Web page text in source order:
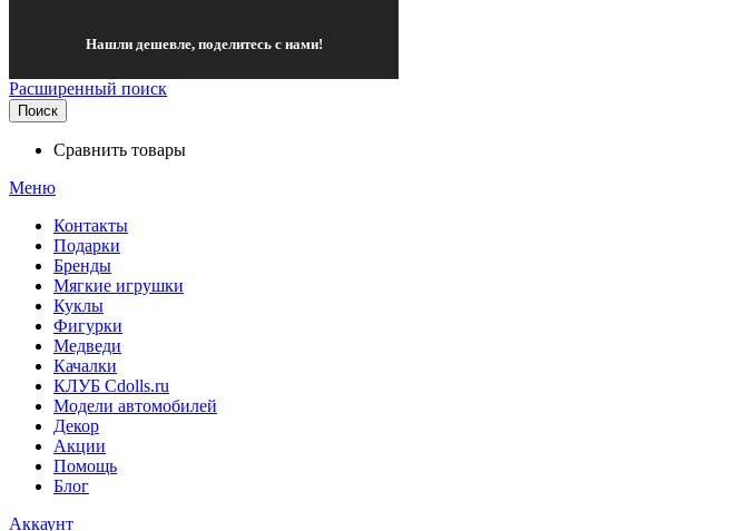
Нашли дешевле, поделитесь с нами!
Расширенный поиск
Поиск
Сравнить товары
Меню
Контакты
Подарки
Бренды
Мягкие игрушки
Куклы
Фигурки
Медведи
Качалки
КЛУБ Cdolls.ru
Модели автомобилей
Декор
Акции
Помощь
Блог
Аккаунт